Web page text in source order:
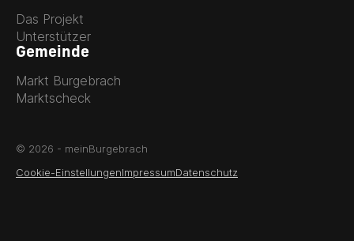
Das Projekt
Unterstützer
Gemeinde
Markt Burgebrach
Marktscheck
© 2026 - meinBurgebrach
Cookie-EinstellungenImpressumDatenschutz